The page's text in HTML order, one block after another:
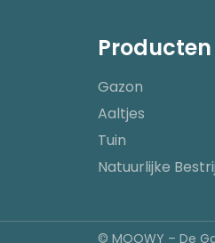
Producten
Gazon
Aaltjes
Tuin
Natuurlijke
© MOOWY – De